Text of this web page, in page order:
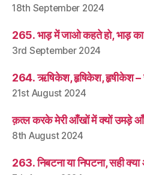
18th September 2024
265. भाड़ में जाओ कहते हो, भाड़
3rd September 2024
264. ऋषिकेश, हृषिकेश, हृषीकेश –
21st August 2024
क़त्ल करके मेरी आँखों में क्यों उमड़े
8th August 2024
263. निबटना या निपटना, सही